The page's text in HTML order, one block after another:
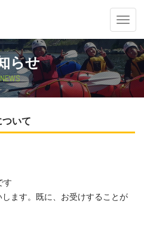
らせ
NEWS
いて
す
ます。既に、お受けすることが